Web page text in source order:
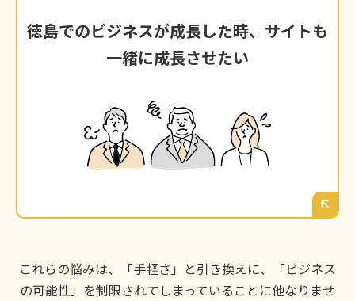
徳島でのビジネスが成長した時、 サイトも
一緒に成長させたい
徳島でのビジネスが成長した時、
サイトも
一緒に成長させたい
安価なプラットフォームでは、5年後、10年後
の事業拡大に対応できないのではないか。徳島
で長くビジネスを続けるための「資産」となる
これらの悩みは、「手軽さ」と引き換えに、「ビジネス
の可能性」を制限されてしまっていることに他なりませ